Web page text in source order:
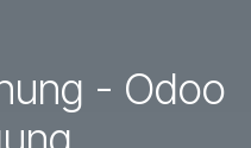
- Odoo